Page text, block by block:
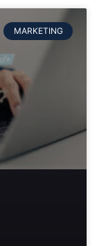
MARKETING